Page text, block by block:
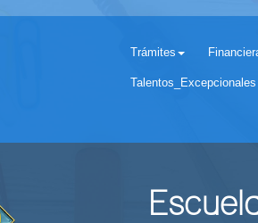
Trámites
Talentos_Excepcionales